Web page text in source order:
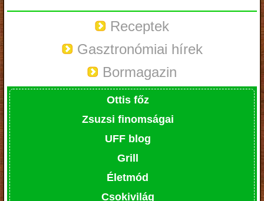
Receptek
Gasztronómiai hírek
Bormagazin
Ottis főz
Zsuzsi finomságai
UFF blog
Grill
Életmód
Csokivilág